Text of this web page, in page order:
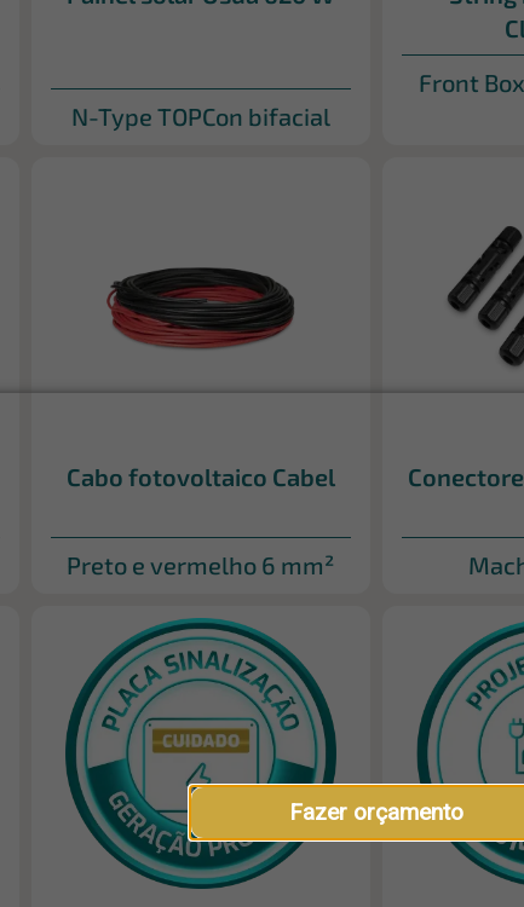
Fazer orçamento
N-Type TOPCon bifacial
Front
Cabo fotovoltaico Cabel
Preto e vermelho 6 mm²